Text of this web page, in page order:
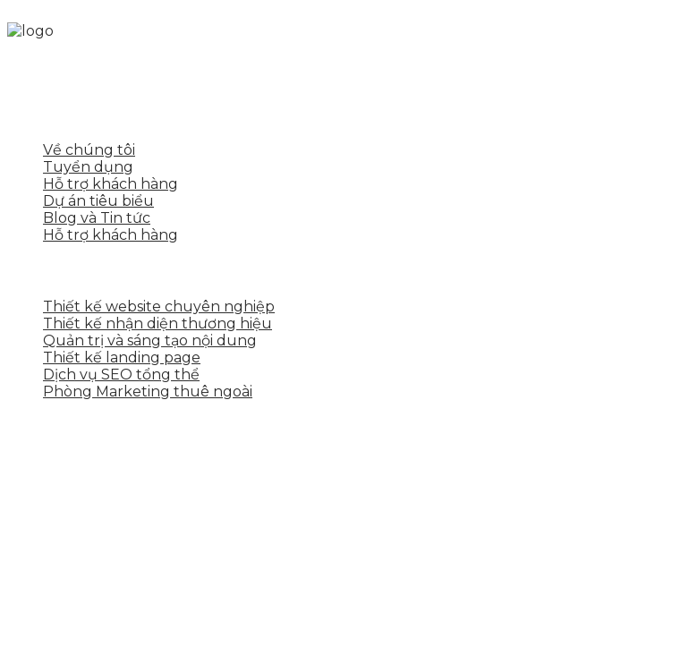
Về chúng tôi
Tuyển dụng
Hỗ trợ khách hàng
Dự án tiêu biểu
Blog và Tin tức
Hỗ trợ khách hàng
Thiết kế website chuyên nghiệp
Thiết kế nhận diện thương hiệu
Quản trị và sáng tạo nội dung
Thiết kế landing page
Dịch vụ SEO tổng thể
Phòng Marketing thuê ngoài